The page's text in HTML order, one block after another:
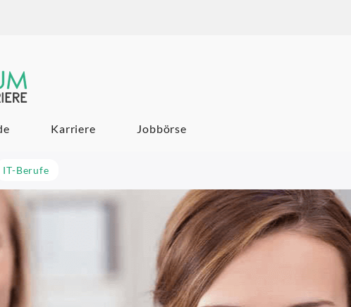
Karriere Jobbörse
IT-Berufe